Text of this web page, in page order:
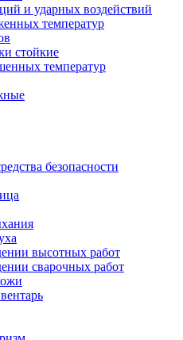
и ударных воздействий
температур
стойкие
температур
безопасности
высотных работ
сварочных работ